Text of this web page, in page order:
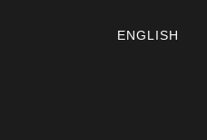
ENGLISH